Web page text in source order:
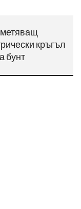
кръгъл
бунт